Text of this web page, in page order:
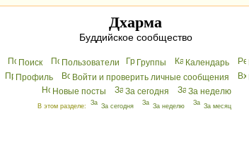
Дхарма
Буддийское сообщество
Поиск Пользователи Группы Календарь
Профиль
Войти и проверить личные сообщения
Новые посты
За сегодня За неделю
В этом разделе: За сегодня За неделю За месяц